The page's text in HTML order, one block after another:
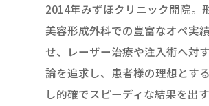
2014年みずほクリニック開院。
美容形成外科での豊富なオペ実
せ、レーザー治療や注入術へ対
論を追求し、患者様の理想とす
し的確でスピーディな結果を出